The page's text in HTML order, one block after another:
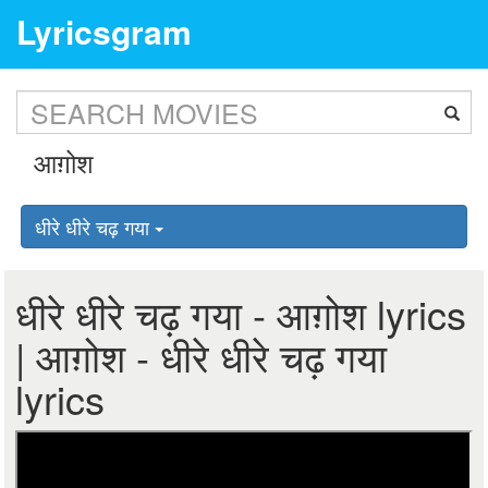
Lyricsgram
धीरे धीरे चढ़ गया
धीरे धीरे चढ़ गया - आग़ोश lyrics
| आग़ोश - धीरे धीरे चढ़ गया
lyrics